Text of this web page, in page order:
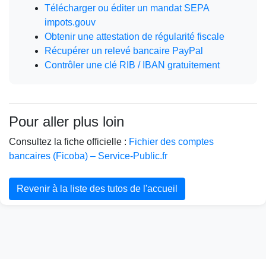
Télécharger ou éditer un mandat SEPA
impots.gouv
Obtenir une attestation de régularité fiscale
Récupérer un relevé bancaire PayPal
Contrôler une clé RIB / IBAN gratuitement
Pour aller plus loin
Consultez la fiche officielle : Fichier des comptes
bancaires (Ficoba) – Service-Public.fr
Revenir à la liste des tutos de l'accueil